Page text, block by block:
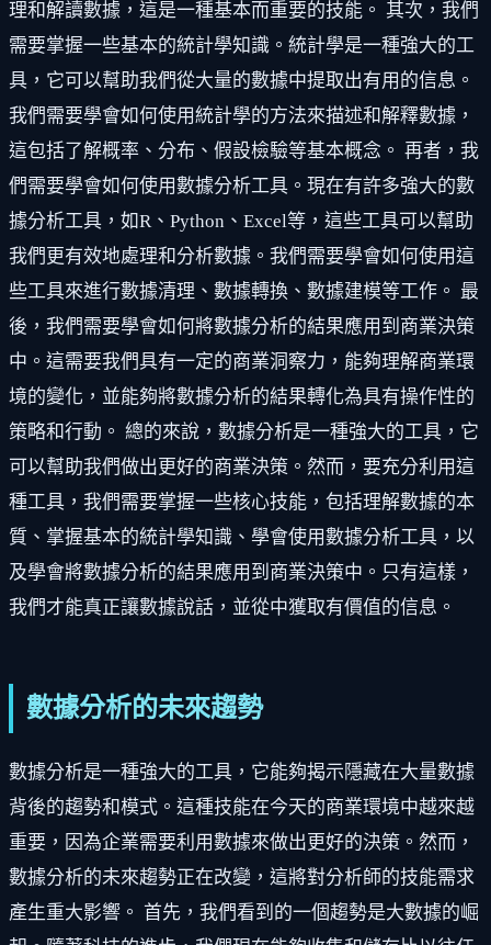
理和解讀數據，這是一種基本而重要的技能。 其次，我們
需要掌握一些基本的統計學知識。統計學是一種強大的工
具，它可以幫助我們從大量的數據中提取出有用的信息。
我們需要學會如何使用統計學的方法來描述和解釋數據，
這包括了解概率、分布、假設檢驗等基本概念。 再者，我
們需要學會如何使用數據分析工具。現在有許多強大的數
據分析工具，如R、Python、Excel等，這些工具可以幫助
我們更有效地處理和分析數據。我們需要學會如何使用這
些工具來進行數據清理、數據轉換、數據建模等工作。 最
後，我們需要學會如何將數據分析的結果應用到商業決策
中。這需要我們具有一定的商業洞察力，能夠理解商業環
境的變化，並能夠將數據分析的結果轉化為具有操作性的
策略和行動。 總的來說，數據分析是一種強大的工具，它
可以幫助我們做出更好的商業決策。然而，要充分利用這
種工具，我們需要掌握一些核心技能，包括理解數據的本
質、掌握基本的統計學知識、學會使用數據分析工具，以
及學會將數據分析的結果應用到商業決策中。只有這樣，
我們才能真正讓數據說話，並從中獲取有價值的信息。
數據分析的未來趨勢
數據分析是一種強大的工具，它能夠揭示隱藏在大量數據
背後的趨勢和模式。這種技能在今天的商業環境中越來越
重要，因為企業需要利用數據來做出更好的決策。然而，
數據分析的未來趨勢正在改變，這將對分析師的技能需求
產生重大影響。 首先，我們看到的一個趨勢是大數據的崛